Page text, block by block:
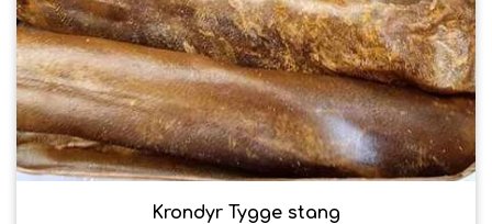
Krondyr Tygge stang